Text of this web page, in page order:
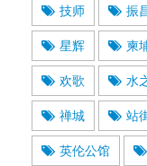
技师 振
星辉 柬
欢歌 水
禅城 站
英伦公馆